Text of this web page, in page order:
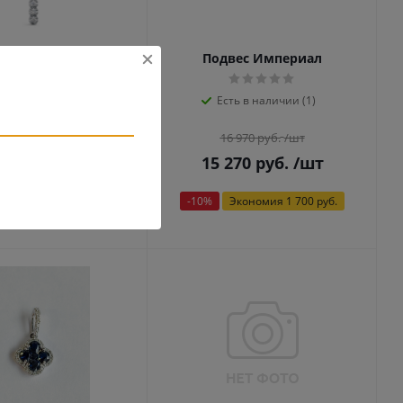
810руб. /шт
Подвес Империал
Есть в наличии (1)
16 970руб. /шт
15 270руб. /шт
-10% Экономия 1 700 руб.